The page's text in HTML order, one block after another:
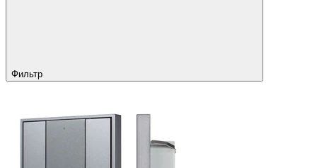
Фильтр